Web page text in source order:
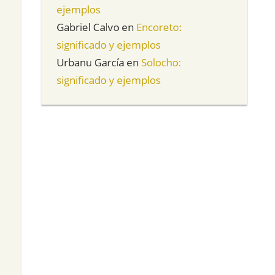
ejemplos
Gabriel Calvo en Encoreto:
significado y ejemplos
Urbanu García enSolocho:
significado y ejemplos